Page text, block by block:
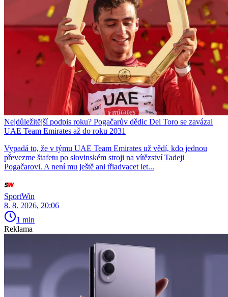
Nejdůležitější podpis roku? Pogačarův dědic Del Toro se zavázal
UAE Team Emirates až do roku 2031
Vypadá to, že v týmu UAE Team Emirates už vědí, kdo jednou
převezme štafetu po slovinském stroji na vítězství Tadeji
Pogačarovi. A není mu ještě ani třiadvacet let...
SportWin
8. 8. 2026, 20:06
1 min
Reklama